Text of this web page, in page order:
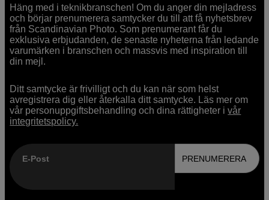
Häng med i teknikbranschen! Om du anger din mejladress
och börjar prenumerera samtycker du till att få nyhetsbrev
från Scandinavian Photo. Som prenumerant får du
exklusiva erbjudanden, de senaste nyheterna från ledande
varumärken i branschen och massvis med inspiration till
din mejl.
Ditt samtycke är frivilligt och du kan när som helst
avregistrera dig eller återkalla ditt samtycke. Läs mer om
vår personuppgiftsbehandling och dina rättigheter ivår
integritetspolicy.
E-Post PRENUMERERA